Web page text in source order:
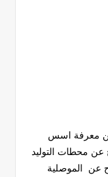
معرفة اسس
محطات التوليد
عن الموصلية